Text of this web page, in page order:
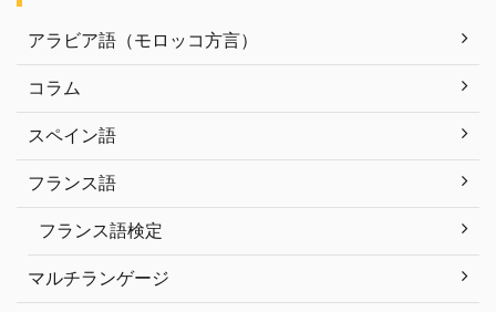
アラビア語（モロッコ方言）
コラム
スペイン語
フランス語
フランス語検定
マルチランゲージ